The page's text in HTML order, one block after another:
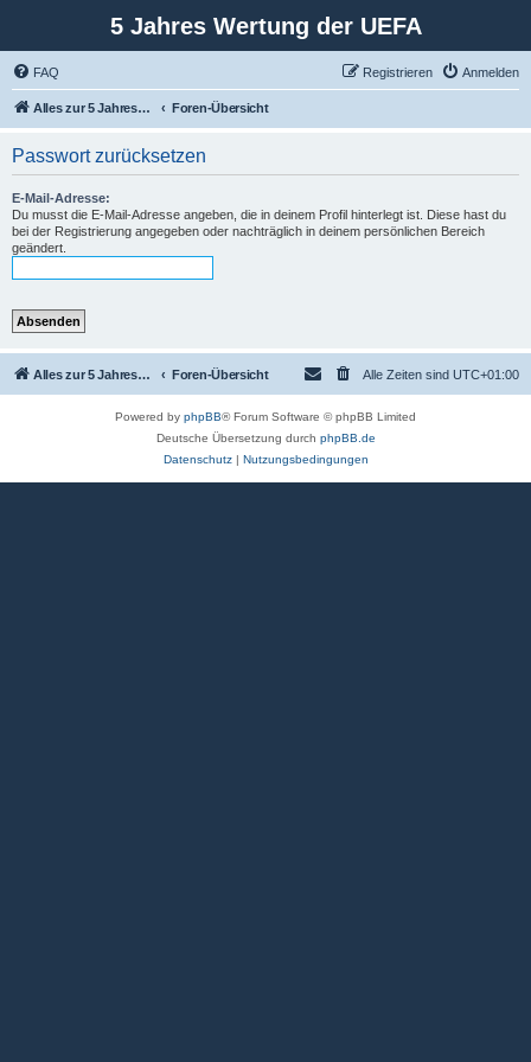
5 Jahres Wertung der UEFA
FAQ Anmelden
Registrieren
Alles zur 5 Jahreswertung / Tabelle der UEFA mit vielen Statistiken. Foren-Übersicht
Passwort zurücksetzen
E-Mail-Adresse:
Du musst die E-Mail-Adresse angeben, die in deinem Profil hinterlegt ist. Diese hast du
bei der Registrierung angegeben oder nachträglich in deinem persönlichen Bereich
geändert.
Alles zur 5 Jahreswertung / Tabelle der UEFA mit vielen Statistiken. Foren-Übersicht Alle Zeiten sind UTC+01:00
Powered by phpBB® Forum Software © phpBB Limited
Deutsche Übersetzung durch phpBB.de
Datenschutz| Nutzungsbedingungen